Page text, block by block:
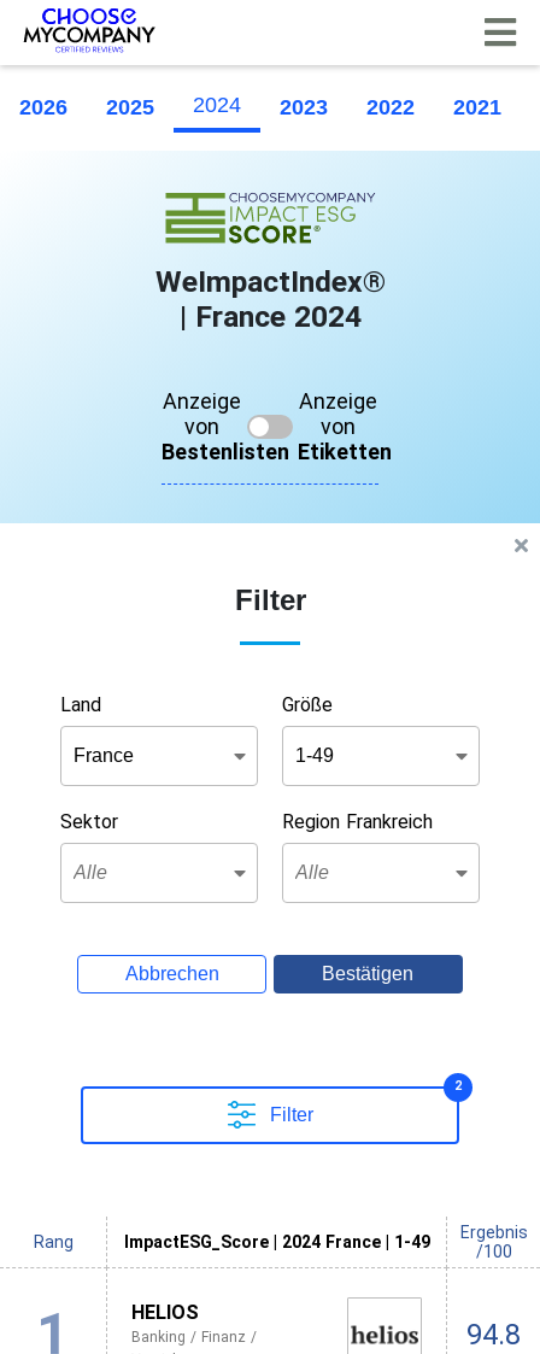
2026 2025 2024 2023 2022 2021
WeImpactIndex®
| France 2024
Anzeige
von
Bestenlisten
Anzeige
von
Etiketten
Filter
Land Größe
Sektor Region Frankreich
Abbrechen Bestätigen
Filter
2
Rang ImpactESG_Score | 2024 France | 1-49
Ergebnis
/100
1 HELIOS
Banking / Finanz /
94.8
Cookie-Einstellungen